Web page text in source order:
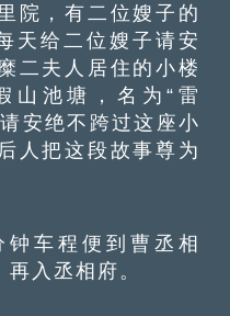
，有二位嫂子的
天给二位嫂子请安
二夫人居住的小楼
山池塘，名为“雷
安绝不跨过这座小
人把这段故事尊为
车程便到曹丞相
入丞相府。